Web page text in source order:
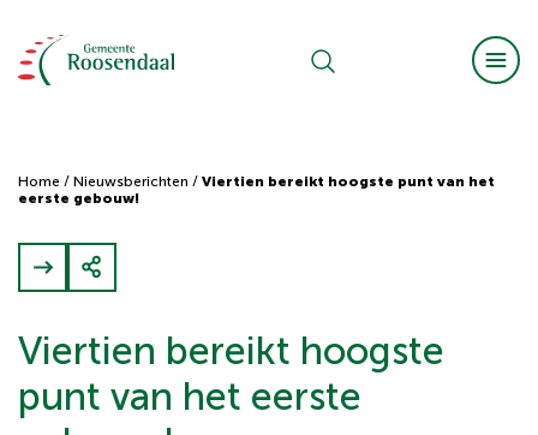
Home / Nieuwsberichten / Viertien bereikt hoogste punt van het
eerste gebouw!
Viertien bereikt hoogste
punt van het eerste